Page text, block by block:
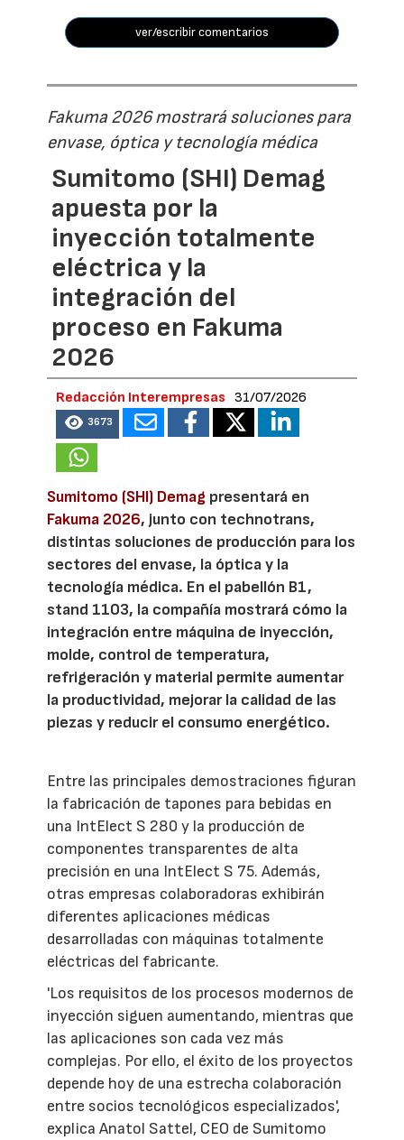
ver/escribir comentarios
Fakuma 2026 mostrará soluciones para
envase, óptica y tecnología médica
Sumitomo (SHI) Demag
apuesta por la
inyección totalmente
eléctrica y la
integración del
proceso en Fakuma
2026
Redacción Interempresas 31/07/2026
3673
Sumitomo (SHI) Demag presentará en
Fakuma 2026, junto con technotrans,
distintas soluciones de producción para los
sectores del envase, la óptica y la
tecnología médica. En el pabellón B1,
stand 1103, la compañía mostrará cómo la
integración entre máquina de inyección,
molde, control de temperatura,
refrigeración y material permite aumentar
la productividad, mejorar la calidad de las
piezas y reducir el consumo energético.
Entre las principales demostraciones figuran
la fabricación de tapones para bebidas en
una IntElect S 280 y la producción de
componentes transparentes de alta
precisión en una IntElect S 75. Además,
otras empresas colaboradoras exhibirán
diferentes aplicaciones médicas
desarrolladas con máquinas totalmente
eléctricas del fabricante.
'Los requisitos de los procesos modernos de
inyección siguen aumentando, mientras que
las aplicaciones son cada vez más
complejas. Por ello, el éxito de los proyectos
depende hoy de una estrecha colaboración
entre socios tecnológicos especializados',
explica Anatol Sattel, CEO de Sumitomo